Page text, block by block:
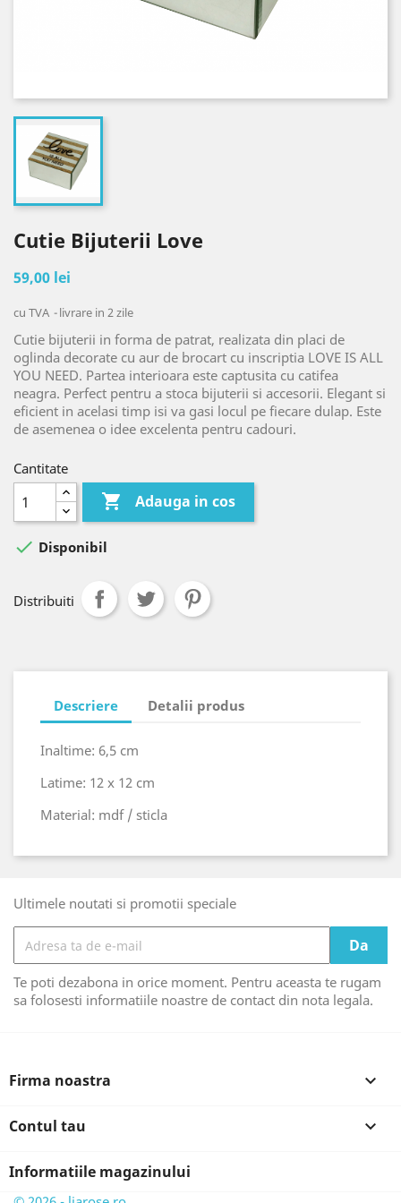
Cutie Bijuterii Love
59,00 lei
cu TVA livrare in 2 zile
Cutie bijuterii in forma de patrat, realizata din placi de
oglinda decorate cu aur de brocart cu inscriptia LOVE IS ALL
YOU NEED. Partea interioara este captusita cu catifea
neagra. Perfect pentru a stoca bijuterii si accesorii. Elegant si
eficient in acelasi timp isi va gasi locul pe fiecare dulap. Este
de asemenea o idee excelenta pentru cadouri.
Cantitate
 Adauga in cos
 Disponibil
Distribuiti
Descriere Detalii produs
Inaltime: 6,5 cm
Latime: 12 x 12 cm
Material: mdf / sticla
Ultimele noutati si promotii speciale
Te poti dezabona in orice moment. Pentru aceasta te rugam
sa folosesti informatiile noastre de contact din nota legala.
Firma noastra 
Contul tau 
Informatiile magazinului